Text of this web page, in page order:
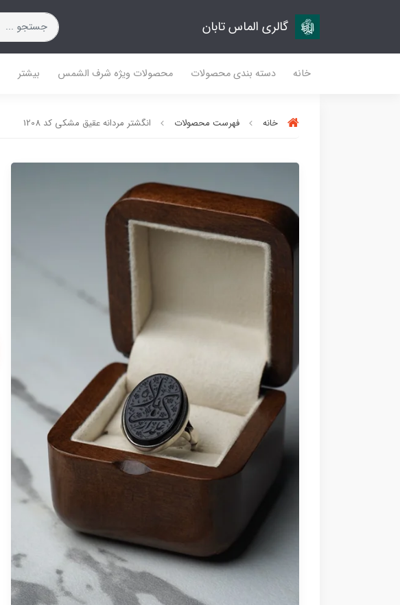
گالری الماس تابان
خانه دسته بندی محصولات محصولات ویژه شرف الشمس بیشتر
خانه فهرست محصولات انگشتر مردانه عقیق مشکی کد 1208